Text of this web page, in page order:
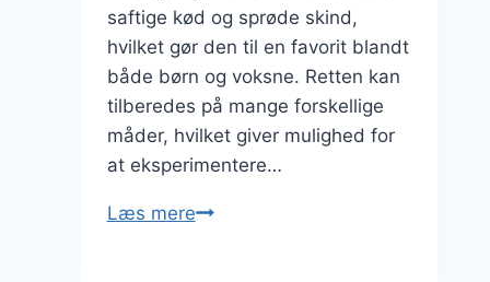
saftige kød og sprøde skind,
hvilket gør den til en favorit blandt
både børn og voksne. Retten kan
tilberedes på mange forskellige
måder, hvilket giver mulighed for
at eksperimentere…
Læs mereKyllingelår